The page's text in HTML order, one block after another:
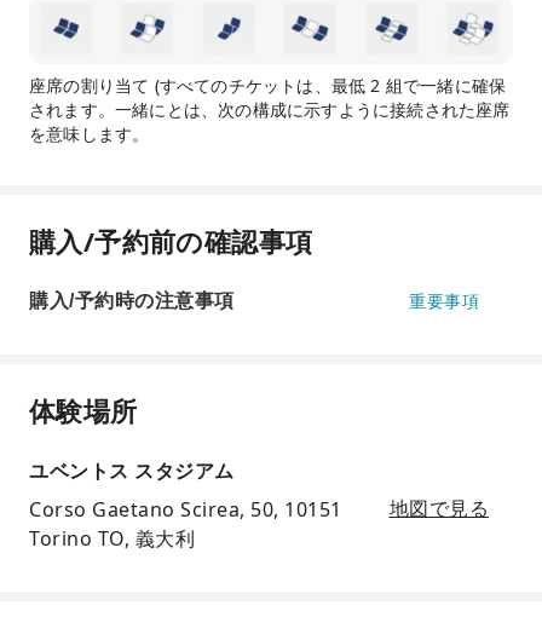
座席の割り当て (すべてのチケットは、最低 2 組で一緒に確保
されます。一緒にとは、次の構成に示すように接続された座席
を意味します。
購入/予約前の確認事項
購入/予約時の注意事項 重要事項
体験場所
ユベントス スタジアム
Corso Gaetano Scirea, 50, 10151
Torino TO, 義大利
地図で見る